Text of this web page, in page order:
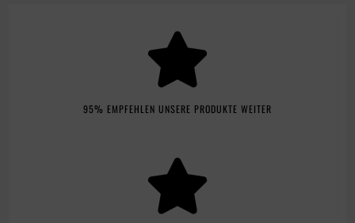
95% EMPFEHLEN UNSERE PRODUKTE WEITER